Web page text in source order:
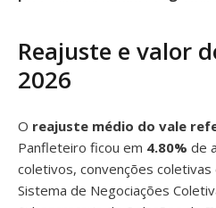
Reajuste e valor
2026
O reajuste médio do vale
Panfleteiro ficou em 4.80% de
coletivos, convenções
Sistema de Negociações